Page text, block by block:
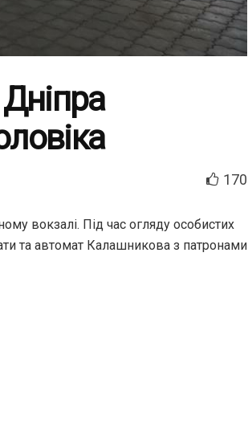
170
вокзалі. Під час огляду особистих
та автомат Калашникова з патронами